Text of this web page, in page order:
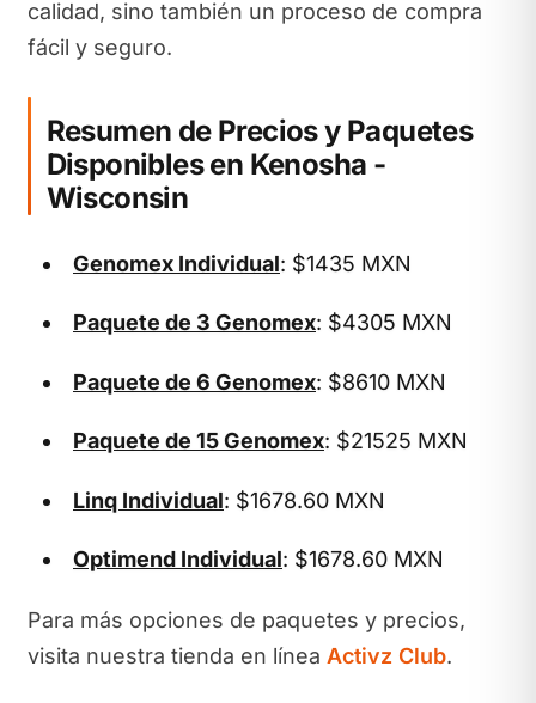
calidad, sino también un proceso de compra
fácil y seguro.
Resumen de Precios y Paquetes
Disponibles en Kenosha -
Wisconsin
Genomex Individual: $1435 MXN
Paquete de 3 Genomex: $4305 MXN
Paquete de 6 Genomex: $8610 MXN
Paquete de 15 Genomex: $21525 MXN
Linq Individual: $1678.60 MXN
Optimend Individual: $1678.60 MXN
Para más opciones de paquetes y precios,
visita nuestra tienda en línea Activz Club.